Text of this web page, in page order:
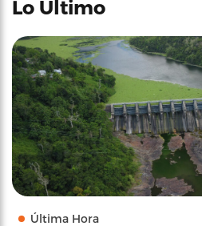
Lo Último
Última Hora